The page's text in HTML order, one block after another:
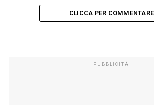
CLICCA PER COMMENTARE
PUBBLICITÀ